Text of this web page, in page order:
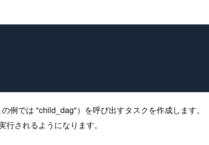
例では "child_dag"）を呼び出すタスクを作成します。
行されるようになります。